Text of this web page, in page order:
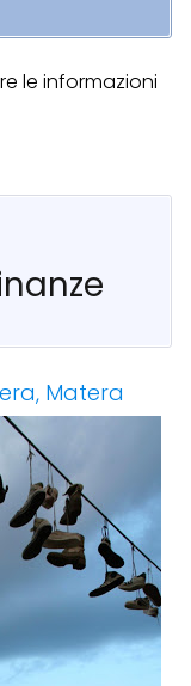
le informazioni
Matera